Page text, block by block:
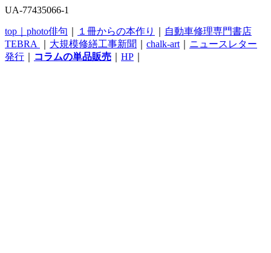
UA-77435066-1
top｜ photo俳句 １冊からの本作り
自動車修理専門書店
TEBRA
大規模修繕工事新聞 chalk-art
ニュースレター
発行
コラムの単品販売 HP